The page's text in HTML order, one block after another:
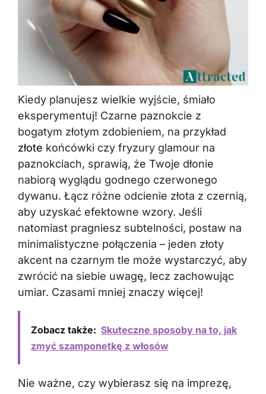
Kiedy planujesz wielkie wyjście, śmiało
eksperymentuj! Czarne paznokcie z
bogatym złotym zdobieniem, na przykład
złote końcówki czy fryzury glamour na
paznokciach, sprawią, że Twoje dłonie
nabiorą wyglądu godnego czerwonego
dywanu. Łącz różne odcienie złota z czernią,
aby uzyskać efektowne wzory. Jeśli
natomiast pragniesz subtelności, postaw na
minimalistyczne połączenia – jeden złoty
akcent na czarnym tle może wystarczyć, aby
zwrócić na siebie uwagę, lecz zachowując
umiar. Czasami mniej znaczy więcej!
Zobacz także: Skuteczne sposoby na to, jak
zmyć szamponetkę z włosów
Nie ważne, czy wybierasz się na imprezę,